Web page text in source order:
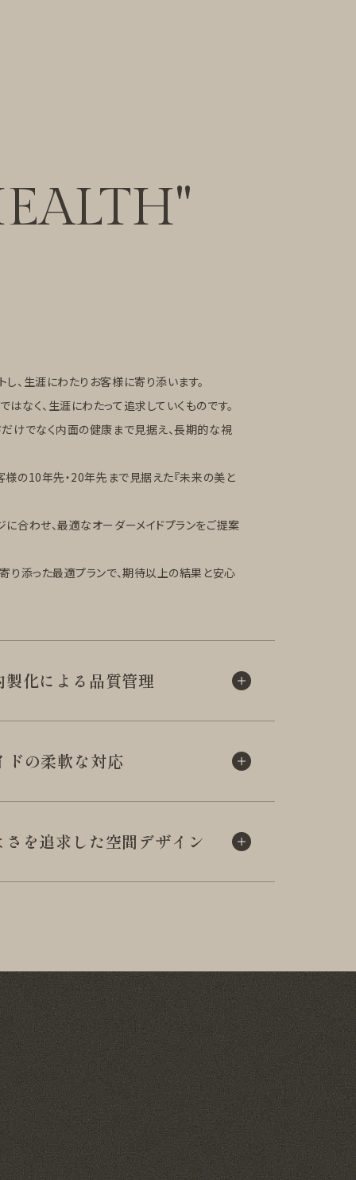
、生涯にわたりお客様に寄り添います。
なく、生涯にわたって追求していくものです。
だけでなく内面の健康まで見据え、長期的な視
様の10年先・20年先まで見据えた『未来の美と
合わせ、最適なオーダーメイドプランをご提案
り添った最適プランで、期待以上の結果と安心
化による 品質管理
ドの柔軟な対応
を追求した空間デザイン